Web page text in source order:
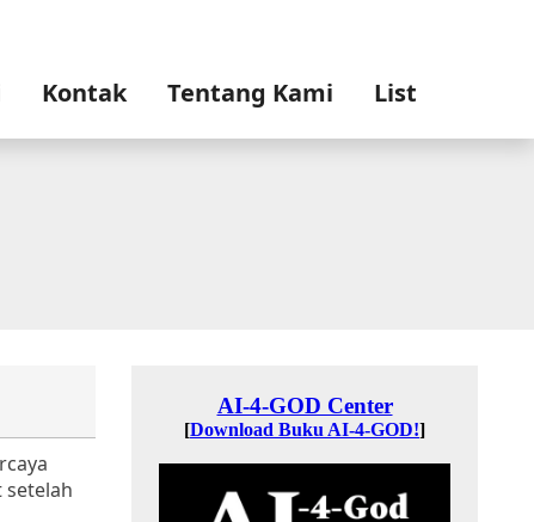
Kontak Tentang Kami List
setelah